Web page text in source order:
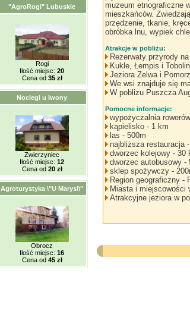
"AgroRogi" Lubuskie
Rogi
Ilość miejsc: 20
Cena od 35 zł
Noclegi u Iwony
Zwierzyniec
Ilość miejsc: 12
Cena od 20 zł
Agroturystyka \"U Marysi\"
Obrocz
Ilość miejsc: 16
Cena od 45 zł
muzeum etnograficzne
mieszkańców.
przędzenie, tkanie,
obróbka lnu, wypiek
Atrakcje w pobliżu:
Rezerwaty przyrody
Kukle, Łempis i
Jeziora Zelwa i
We wsi znajduje się
W poblizu Puszcza
Pomocne informacje:
wypożyczalnia
kąpielisko - 1 km
las - 500m
najbliższa restauracja
dworzec kolejowy - 30
dworzec autobusowy -
sklep spożywczy -
Region geograficzny -
Miasta i miejscowości
Atrakcyjne jeziora w